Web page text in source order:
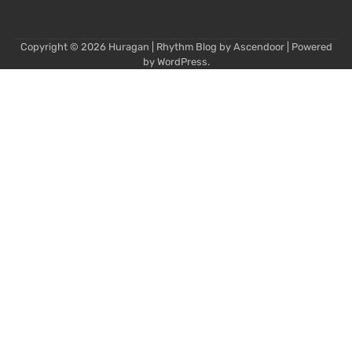
Copyright © 2026 Huragan | Rhythm Blog by Ascendoor| Powered
by WordPress.